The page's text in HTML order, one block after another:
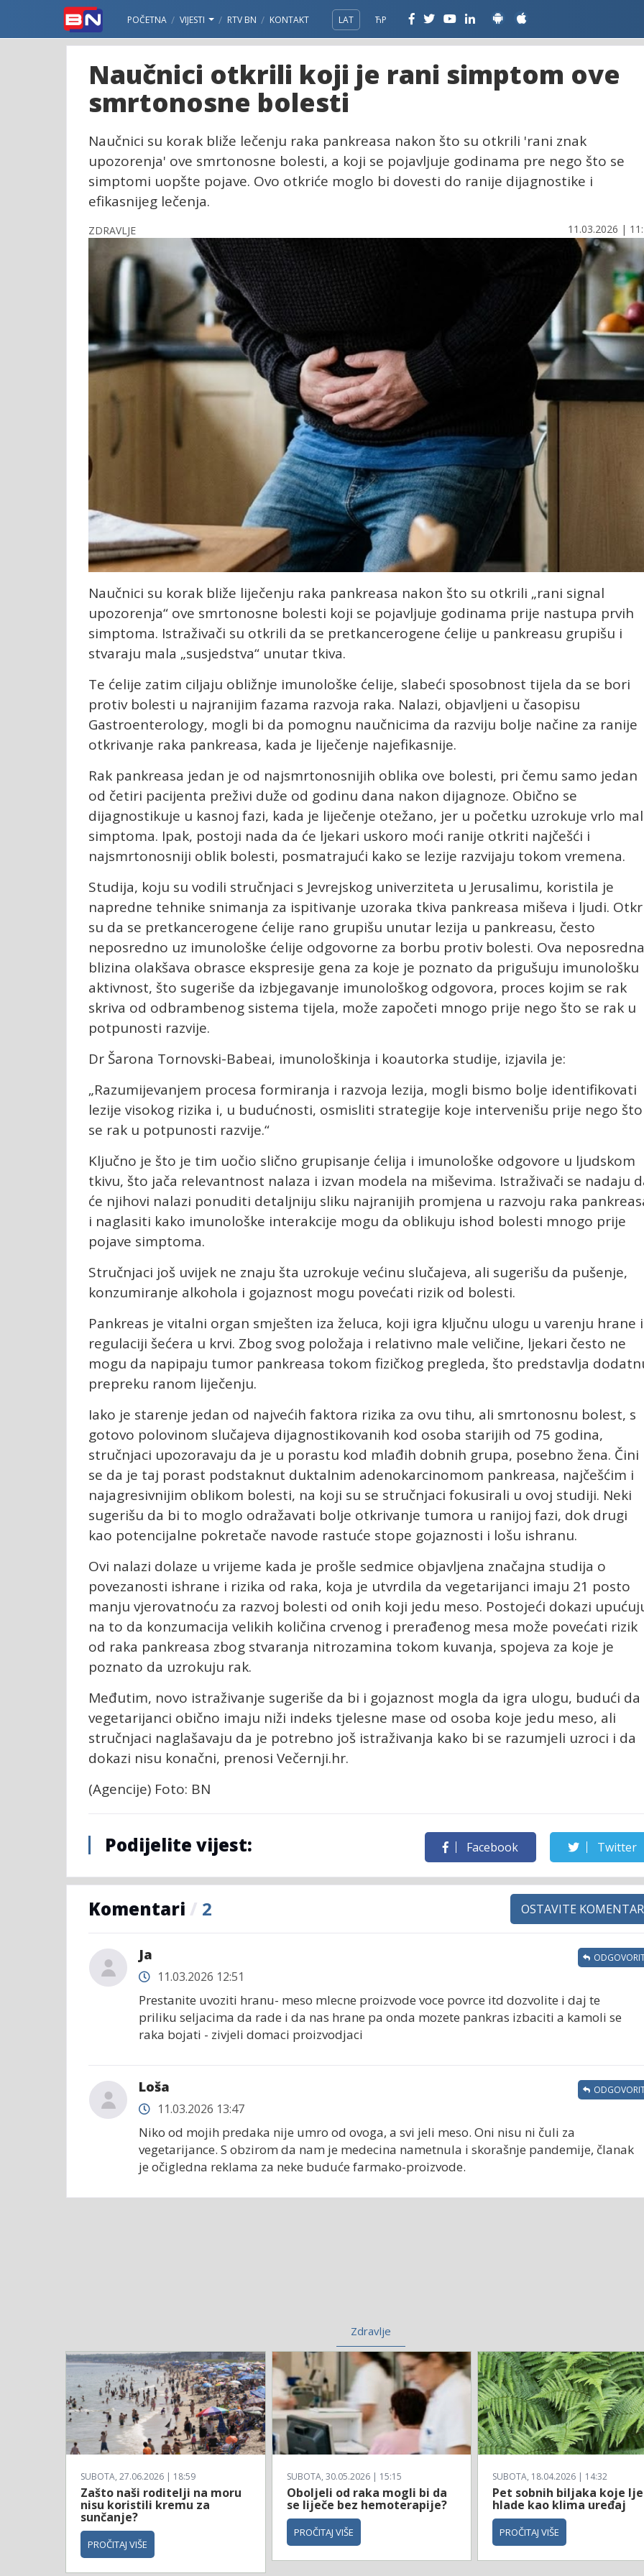
POČETNA VIJESTI RTV BN KONTAKT LAT ЋР
Naučnici otkrili koji je rani simptom ove
smrtonosne bolesti
Naučnici su korak bliže lečenju raka pankreasa nakon što su otkrili 'rani znak
upozorenja' ove smrtonosne bolesti, a koji se pojavljuje godinama pre nego što se
simptomi uopšte pojave. Ovo otkriće moglo bi dovesti do ranije dijagnostike i
efikasnijeg lečenja.
ZDRAVLJE 11.03.2026 |
Naučnici su korak bliže liječenju raka pankreasa nakon što su otkrili „rani signal
upozorenja“ ove smrtonosne bolesti koji se pojavljuje godinama prije nastupa prvih
simptoma. Istraživači su otkrili da se pretkancerogene ćelije u pankreasu grupišu i
stvaraju mala „susjedstva“ unutar tkiva.
Te ćelije zatim ciljaju obližnje imunološke ćelije, slabeći sposobnost tijela da se bori
protiv bolesti u najranijim fazama razvoja raka. Nalazi, objavljeni u časopisu
Gastroenterology, mogli bi da pomognu naučnicima da razviju bolje načine za ranije
otkrivanje raka pankreasa, kada je liječenje najefikasnije.
Rak pankreasa jedan je od najsmrtonosnijih oblika ove bolesti, pri čemu samo jedan
od četiri pacijenta preživi duže od godinu dana nakon dijagnoze. Obično se
dijagnostikuje u kasnoj fazi, kada je liječenje otežano, jer u početku uzrokuje vrlo
simptoma. Ipak, postoji nada da će ljekari uskoro moći ranije otkriti najčešći i
najsmrtonosniji oblik bolesti, posmatrajući kako se lezije razvijaju tokom vremena.
Studija, koju su vodili stručnjaci s Jevrejskog univerziteta u Jerusalimu, koristila je
napredne tehnike snimanja za ispitivanje uzoraka tkiva pankreasa miševa i ljudi.
su da se pretkancerogene ćelije rano grupišu unutar lezija u pankreasu, često
neposredno uz imunološke ćelije odgovorne za borbu protiv bolesti. Ova neposredna
blizina olakšava obrasce ekspresije gena za koje je poznato da prigušuju imunološku
aktivnost, što sugeriše da izbjegavanje imunološkog odgovora, proces kojim se rak
skriva od odbrambenog sistema tijela, može započeti mnogo prije nego što se rak u
potpunosti razvije.
Dr Šarona Tornovski-Babeai, imunološkinja i koautorka studije, izjavila je:
„Razumijevanjem procesa formiranja i razvoja lezija, mogli bismo bolje identifikovati
lezije visokog rizika i, u budućnosti, osmisliti strategije koje intervenišu prije nego što
se rak u potpunosti razvije.“
Ključno je što je tim uočio slično grupisanje ćelija i imunološke odgovore u ljudskom
tkivu, što jača relevantnost nalaza i izvan modela na miševima. Istraživači se nadaju
će njihovi nalazi ponuditi detaljniju sliku najranijih promjena u razvoju raka
i naglasiti kako imunološke interakcije mogu da oblikuju ishod bolesti mnogo prije
pojave simptoma.
Stručnjaci još uvijek ne znaju šta uzrokuje većinu slučajeva, ali sugerišu da pušenje,
konzumiranje alkohola i gojaznost mogu povećati rizik od bolesti.
Pankreas je vitalni organ smješten iza želuca, koji igra ključnu ulogu u varenju hrane i
regulaciji šećera u krvi. Zbog svog položaja i relativno male veličine, ljekari često ne
mogu da napipaju tumor pankreasa tokom fizičkog pregleda, što predstavlja
prepreku ranom liječenju.
Iako je starenje jedan od najvećih faktora rizika za ovu tihu, ali smrtonosnu bolest, s
gotovo polovinom slučajeva dijagnostikovanih kod osoba starijih od 75 godina,
stručnjaci upozoravaju da je u porastu kod mlađih dobnih grupa, posebno žena. Čini
se da je taj porast podstaknut duktalnim adenokarcinomom pankreasa, najčešćim i
najagresivnijim oblikom bolesti, na koji su se stručnjaci fokusirali u ovoj studiji. Neki
sugerišu da bi to moglo odražavati bolje otkrivanje tumora u ranijoj fazi, dok drugi
kao potencijalne pokretače navode rastuće stope gojaznosti i lošu ishranu.
Ovi nalazi dolaze u vrijeme kada je prošle sedmice objavljena značajna studija o
povezanosti ishrane i rizika od raka, koja je utvrdila da vegetarijanci imaju 21 posto
manju vjerovatnoću za razvoj bolesti od onih koji jedu meso. Postojeći dokazi
na to da konzumacija velikih količina crvenog i prerađenog mesa može povećati rizik
od raka pankreasa zbog stvaranja nitrozamina tokom kuvanja, spojeva za koje je
poznato da uzrokuju rak.
Međutim, novo istraživanje sugeriše da bi i gojaznost mogla da igra ulogu, budući da
vegetarijanci obično imaju niži indeks tjelesne mase od osoba koje jedu meso, ali
stručnjaci naglašavaju da je potrebno još istraživanja kako bi se razumjeli uzroci i da
dokazi nisu konačni, prenosi Večernji.hr.
(Agencije) Foto: BN
Podijelite vijest: Facebook Twitter
Komentari / 2 OSTAVITE KOMENTAR
Ja
11.03.2026 12:51
Prestanite uvoziti hranu- meso mlecne proizvode voce povrce itd dozvolite i daj te
priliku seljacima da rade i da nas hrane pa onda mozete pankras izbaciti a kamoli se
raka bojati - zivjeli domaci proizvodjaci
Loša
11.03.2026 13:47
Niko od mojih predaka nije umro od ovoga, a svi jeli meso. Oni nisu ni čuli za
vegetarijance. S obzirom da nam je medecina nametnula i skorašnje pandemije, članak
je očigledna reklama za neke buduće farmako-proizvode.
Zdravlje
SUBOTA, 27.06.2026 | 18:59
Zašto naši roditelji na moru
nisu koristili kremu za
sunčanje?
PROČITAJ VIŠE
SUBOTA, 30.05.2026 | 15:15
Oboljeli od raka mogli bi da
se liječe bez hemoterapije?
PROČITAJ VIŠE
SUBOTA, 18.04.2026 | 14:32
Pet sobnih biljaka koje
hlade kao klima uređaj
PROČITAJ VIŠE